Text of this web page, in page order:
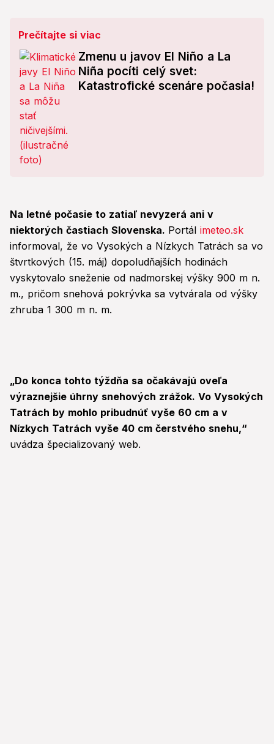
Prečítajte si viac
Zmenu u javov El Niño a La
Niña pocíti celý svet:
Katastrofické scenáre počasia!
Na letné počasie to zatiaľ nevyzerá ani v
niektorých častiach Slovenska. Portál imeteo.sk
informoval, že vo Vysokých a Nízkych Tatrách sa vo
štvrtkových (15. máj) dopoludňajších hodinách
vyskytovalo sneženie od nadmorskej výšky 900 m n.
m., pričom snehová pokrývka sa vytvárala od výšky
zhruba 1 300 m n. m.
„Do konca tohto týždňa sa očakávajú oveľa
výraznejšie úhrny snehových zrážok. Vo Vysokých
Tatrách by mohlo pribudnúť vyše 60 cm a v
Nízkych Tatrách vyše 40 cm čerstvého snehu,“
uvádza špecializovaný web.